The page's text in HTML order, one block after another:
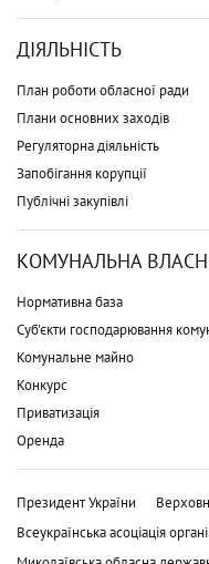
ДІЯЛЬНІСТЬ
План роботи обласної ради
Плани основних заходів
Регуляторна діяльність
Запобігання корупції
Публічні закупівлі
КОМУНАЛЬНА
Нормативна база
Суб'єкти господарювання
Комунальне майно
Конкурс
Приватизація
Оренда
Президент України
Всеукраїнська асоціація